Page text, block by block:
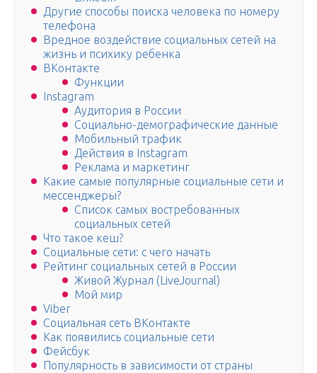
Другие способы поиска человека по номеру
телефона
Вредное воздействие социальных сетей на
жизнь и психику ребенка
ВКонтакте
Функции
Instagram
Аудитория в России
Социально-демографические данные
Мобильный трафик
Действия в Instagram
Реклама и маркетинг
Какие самые популярные социальные сети и
мессенджеры?
Список самых востребованных
социальных сетей
Что такое кеш?
Социальные сети: с чего начать
Рейтинг социальных сетей в России
Живой Журнал (LiveJournal)
Мой мир
Viber
Социальная сеть ВКонтакте
Как появились социальные сети
Фейсбук
Популярность в зависимости от страны